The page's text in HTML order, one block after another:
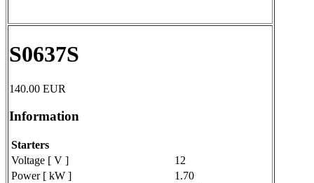
S0637S
140.00 EUR
Information
Starters
Voltage [ V ]
12
Power [ kW ]
1.70